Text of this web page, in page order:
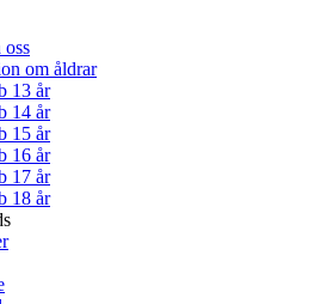
om åldrar
13 år
14 år
15 år
16 år
17 år
18 år